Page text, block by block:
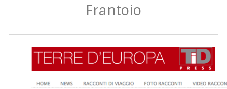
Frantoio